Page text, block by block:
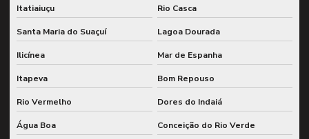
Itatiaiuçu Rio Casca
Santa Maria do Suaçuí Lagoa Dourada
Ilicínea Mar de Espanha
Itapeva Bom Repouso
Rio Vermelho Dores do Indaiá
Água Boa Conceição do Rio Verde